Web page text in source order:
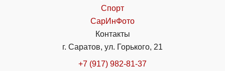
Спорт
СарИнФото
Контакты
г. Саратов, ул. Горького, 21
+7 (917) 982-81-37